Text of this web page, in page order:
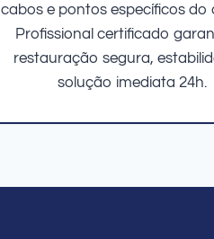
cabos e pontos específicos do
Profissional certificado
restauração segura,
solução imediata 24h.